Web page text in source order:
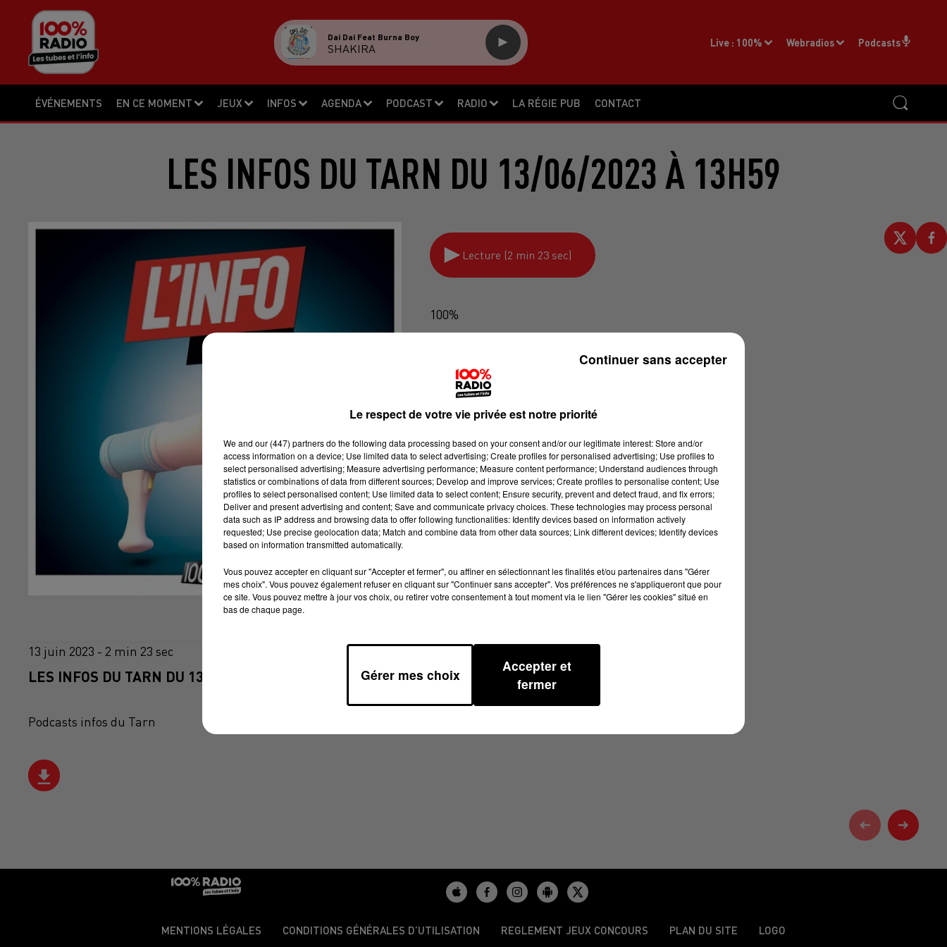
ÉVÉNEMENTS EN CE MOMENT JEUX INFOS AGENDA PODCAST RADIO LA RÉGIE PUB CONTACT
Live : 100% Webradios Podcasts
Dai Dai Feat Burna Boy
SHAKIRA
LES INFOS DU TARN DU 13/06/2023 À 13H59
Lecture (2 min 23 sec)
100%
13 juin 2023 - 2 min 23 sec
LES INFOS DU TARN DU 13/06/2023 À 13H59
Podcasts infos du Tarn
MENTIONS LÉGALES CONDITIONS GÉNÉRALES D’UTILISATION REGLEMENT JEUX CONCOURS PLAN DU SITE LOGO
Le respect de votre vie privée est notre priorité
We and our (447) partnersdo the following data processing based on your consent and/or our legitimate interest: Store and/or
access information on a device; Use limited data to select advertising; Create profiles for personalised advertising; Use profiles to
select personalised advertising; Measure advertising performance; Measure content performance; Understand audiences through
statistics or combinations of data from different sources; Develop and improve services; Create profiles to personalise content; Use
profiles to select personalised content; Use limited data to select content; Ensure security, prevent and detect fraud, and fix errors;
Deliver and present advertising and content; Save and communicate privacy choices. These technologies may process personal
data such as IP address and browsing data to offer following functionalities: Identify devices based on information actively
requested; Use precise geolocation data; Match and combine data from other data sources; Link different devices; Identify devices
based on information transmitted automatically.
Vous pouvez accepter en cliquant sur "Accepter et fermer", ou affiner en sélectionnant les finalités et/ou partenaires dans "Gérer
mes choix". Vous pouvez également refuser en cliquant sur "Continuer sans accepter". Vos préférences ne s'appliqueront que pour
ce site. Vous pouvez mettre à jour vos choix, ou retirer votre consentement à tout moment via le lien "Gérer les cookies" situé en
bas de chaque page.
Gérer mes choix
Accepter et
fermer
Continuer sans accepter